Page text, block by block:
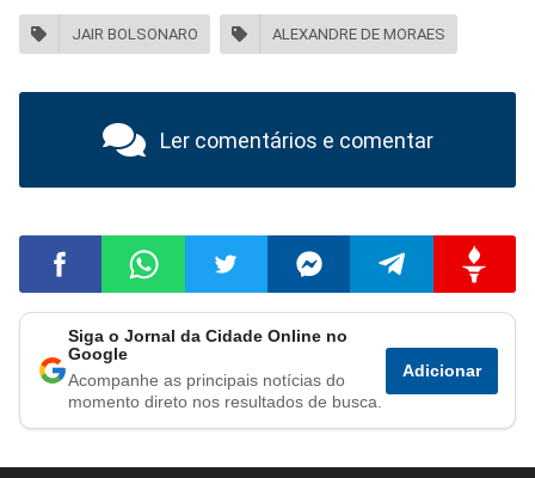
JAIR BOLSONARO ALEXANDRE DE MORAES
Ler comentários e comentar
Compartilhar
no
Facebook
Compartilhar
no
Whatsapp
Compartilhar
no
Twitter
Compartilhar
no
Messenger
Compartilhar
no
Telegram
no
Gettr
Siga o Jornal da Cidade Online no
Google
Acompanhe as principais notícias do
momento direto nos resultados de busca.
Adicionar